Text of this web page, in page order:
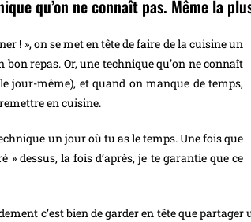
qu’on ne connaît pas. Même la
! », on se met en tête de faire de la cuisine un
repas. Or, une technique qu’on ne connaît
jour-même), et quand on manque de temps,
en cuisine.
un jour où tu as le temps. Une fois que
dessus, la fois d’après, je te garantie que ce
c’est bien de garder en tête que